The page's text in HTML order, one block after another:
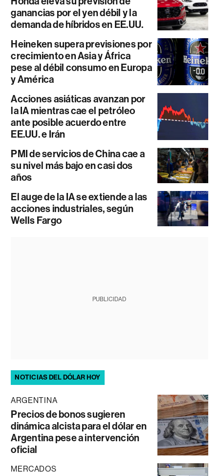
ganancias por el yen débil y la
demanda de híbridos en EE.UU.
Heineken supera previsiones por
crecimiento en Asia y África
pese al débil consumo en Europa
y América
Acciones asiáticas avanzan por
la IA mientras cae el petróleo
ante posible acuerdo entre
EE.UU. e Irán
PMI de servicios de China cae a
su nivel más bajo en casi dos
años
El auge de la IA se extiende a las
acciones industriales, según
Wells Fargo
PUBLICIDAD
NOTICIAS DEL DÓLAR HOY
ARGENTINA
Precios de bonos sugieren
dinámica alcista para el dólar en
Argentina pese a intervención
oficial
MERCADOS